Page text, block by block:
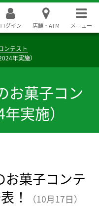
ログイン 店舗・ATM メニュー
ンテスト
年実施）
お菓子コン
実施）
お菓子コンテ
！
（10月17日）